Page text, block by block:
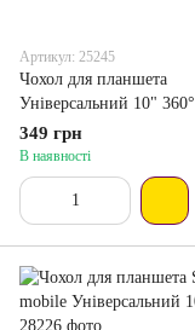
Артикул: 25245
Чохол для планшета
Універсальний 10" 360°
(Кріплення гачок) Pink
349 грн
В наявності